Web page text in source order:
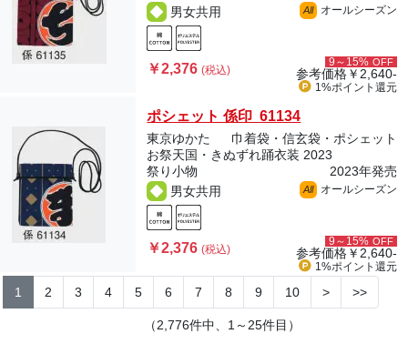
男女共用
All オールシーズン
￥2,376(税込)
9～15% OFF
参考価格￥2,640-
1%ポイント 還元
ポシェット 係印 61134
東京ゆかた
巾着袋・信玄袋・ポシェット
お祭天国・きぬずれ踊衣装 2023
祭り小物
2023年発売
男女共用
All オールシーズン
￥2,376(税込)
9～15% OFF
参考価格￥2,640-
1%ポイント 還元
1 2 3 4 5 6 7 8 9 10 > >>
（2,776件中、1～25件目）